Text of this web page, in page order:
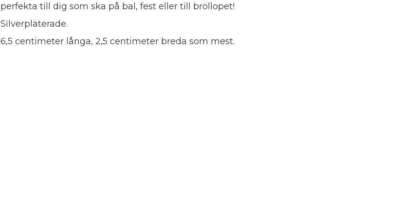
perfekta till dig som ska på bal, fest eller till bröllopet!
Silverpläterade.
6,5 centimeter långa, 2,5 centimeter breda som mest.